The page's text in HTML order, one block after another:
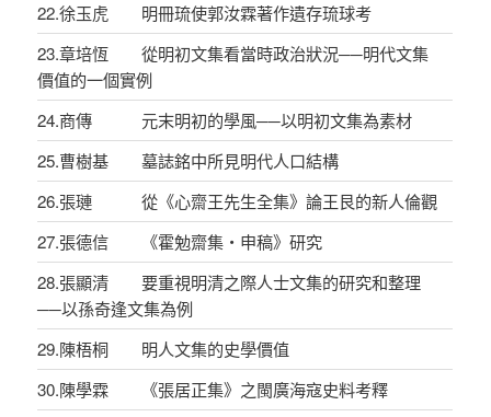
22.徐玉虎 明冊琉使郭汝霖著作遺存琉球考
23.章培恆 從明初文集看當時政治狀況──明代文集
價值的一個實例
24.商傳 元末明初的學風──以明初文集為素材
25.曹樹基 墓誌銘中所見明代人口結構
26.張璉 從《心齋王先生全集》論王艮的新人倫觀
27.張德信 《霍勉齋集‧申稿》研究
28.張顯清 要重視明清之際人士文集的研究和整理
──以孫奇逢文集為例
29.陳梧桐 明人文集的史學價值
30.陳學霖 《張居正集》之閩廣海寇史料考釋